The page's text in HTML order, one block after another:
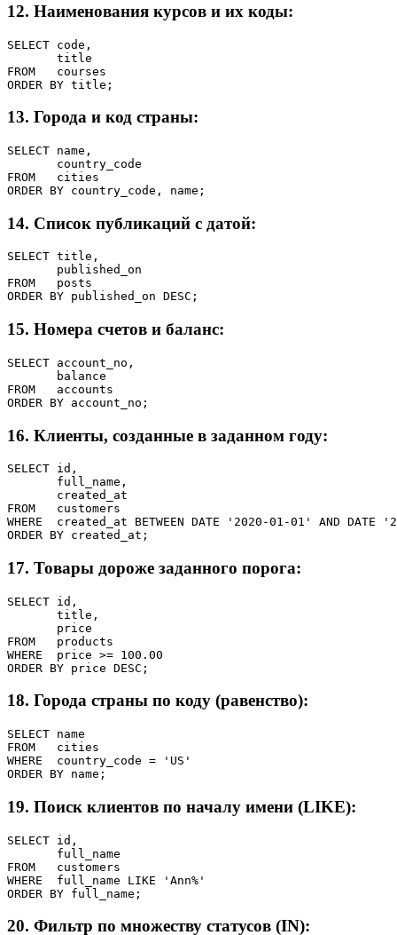
12. Наименования курсов и их коды:
SELECT code,
       title
FROM   courses
ORDER BY title;
13. Города и код страны:
SELECT name,
       country_code
FROM   cities
ORDER BY country_code, name;
14. Список публикаций с датой:
SELECT title,
       published_on
FROM   posts
ORDER BY published_on DESC;
15. Номера счетов и баланс:
SELECT account_no,
       balance
FROM   accounts
ORDER BY account_no;
16. Клиенты, созданные в заданном году:
SELECT id,
       full_name,
       created_at
FROM   customers
WHERE  created_at BETWEEN DATE '2020-01-01' AND DATE
ORDER BY created_at;
17. Товары дороже заданного порога:
SELECT id,
       title,
       price
FROM   products
WHERE  price >= 100.00
ORDER BY price DESC;
18. Города страны по коду (равенство):
SELECT name
FROM   cities
WHERE  country_code = 'US'
ORDER BY name;
19. Поиск клиентов по началу имени (LIKE):
SELECT id,
       full_name
FROM   customers
WHERE  full_name LIKE 'Ann%'
ORDER BY full_name;
20. Фильтр по множеству статусов (IN):